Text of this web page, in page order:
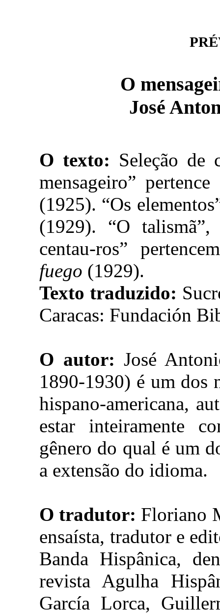
O
José
O texto: Seleção de
mensageiro”
(1925). “Os
(1929). “O
centau-ros”
fuego (1929).
Texto traduzido:
Caracas: Fundación
O autor: José
1890-1930) é um dos
hispano-americana,
estar inteiramente
gênero do qual é um
a extensão do idioma.
O tradutor: Floriano
ensaísta, tradutor e
Banda Hispânica,
revista Agulha
García Lorca,